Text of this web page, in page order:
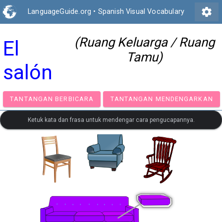
LanguageGuide.org • Spanish Visual Vocabulary settings
El
salón
(Ruang Keluarga / Ruang
Tamu)
TANTANGAN BERBICARA TANTANGAN
Ketuk kata dan frasa untuk mendengar cara pengucapannya.